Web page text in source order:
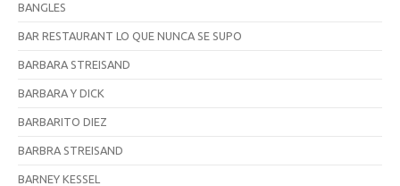
BANGLES
BAR RESTAURANT LO QUE NUNCA SE SUPO
BARBARA STREISAND
BARBARA Y DICK
BARBARITO DIEZ
BARBRA STREISAND
BARNEY KESSEL